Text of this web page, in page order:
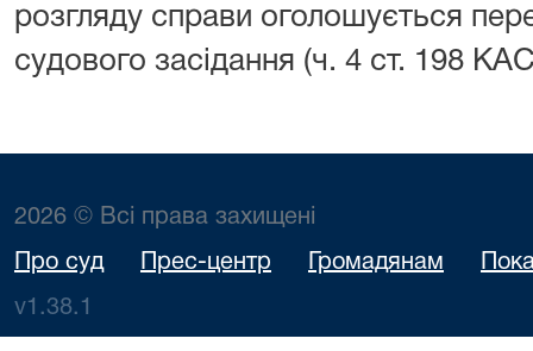
розгляду справи оголошується
судового засідання (ч. 4 ст. 198
2026 © Всі права захищені
Про суд Прес-центр Громадянам
v1.38.1